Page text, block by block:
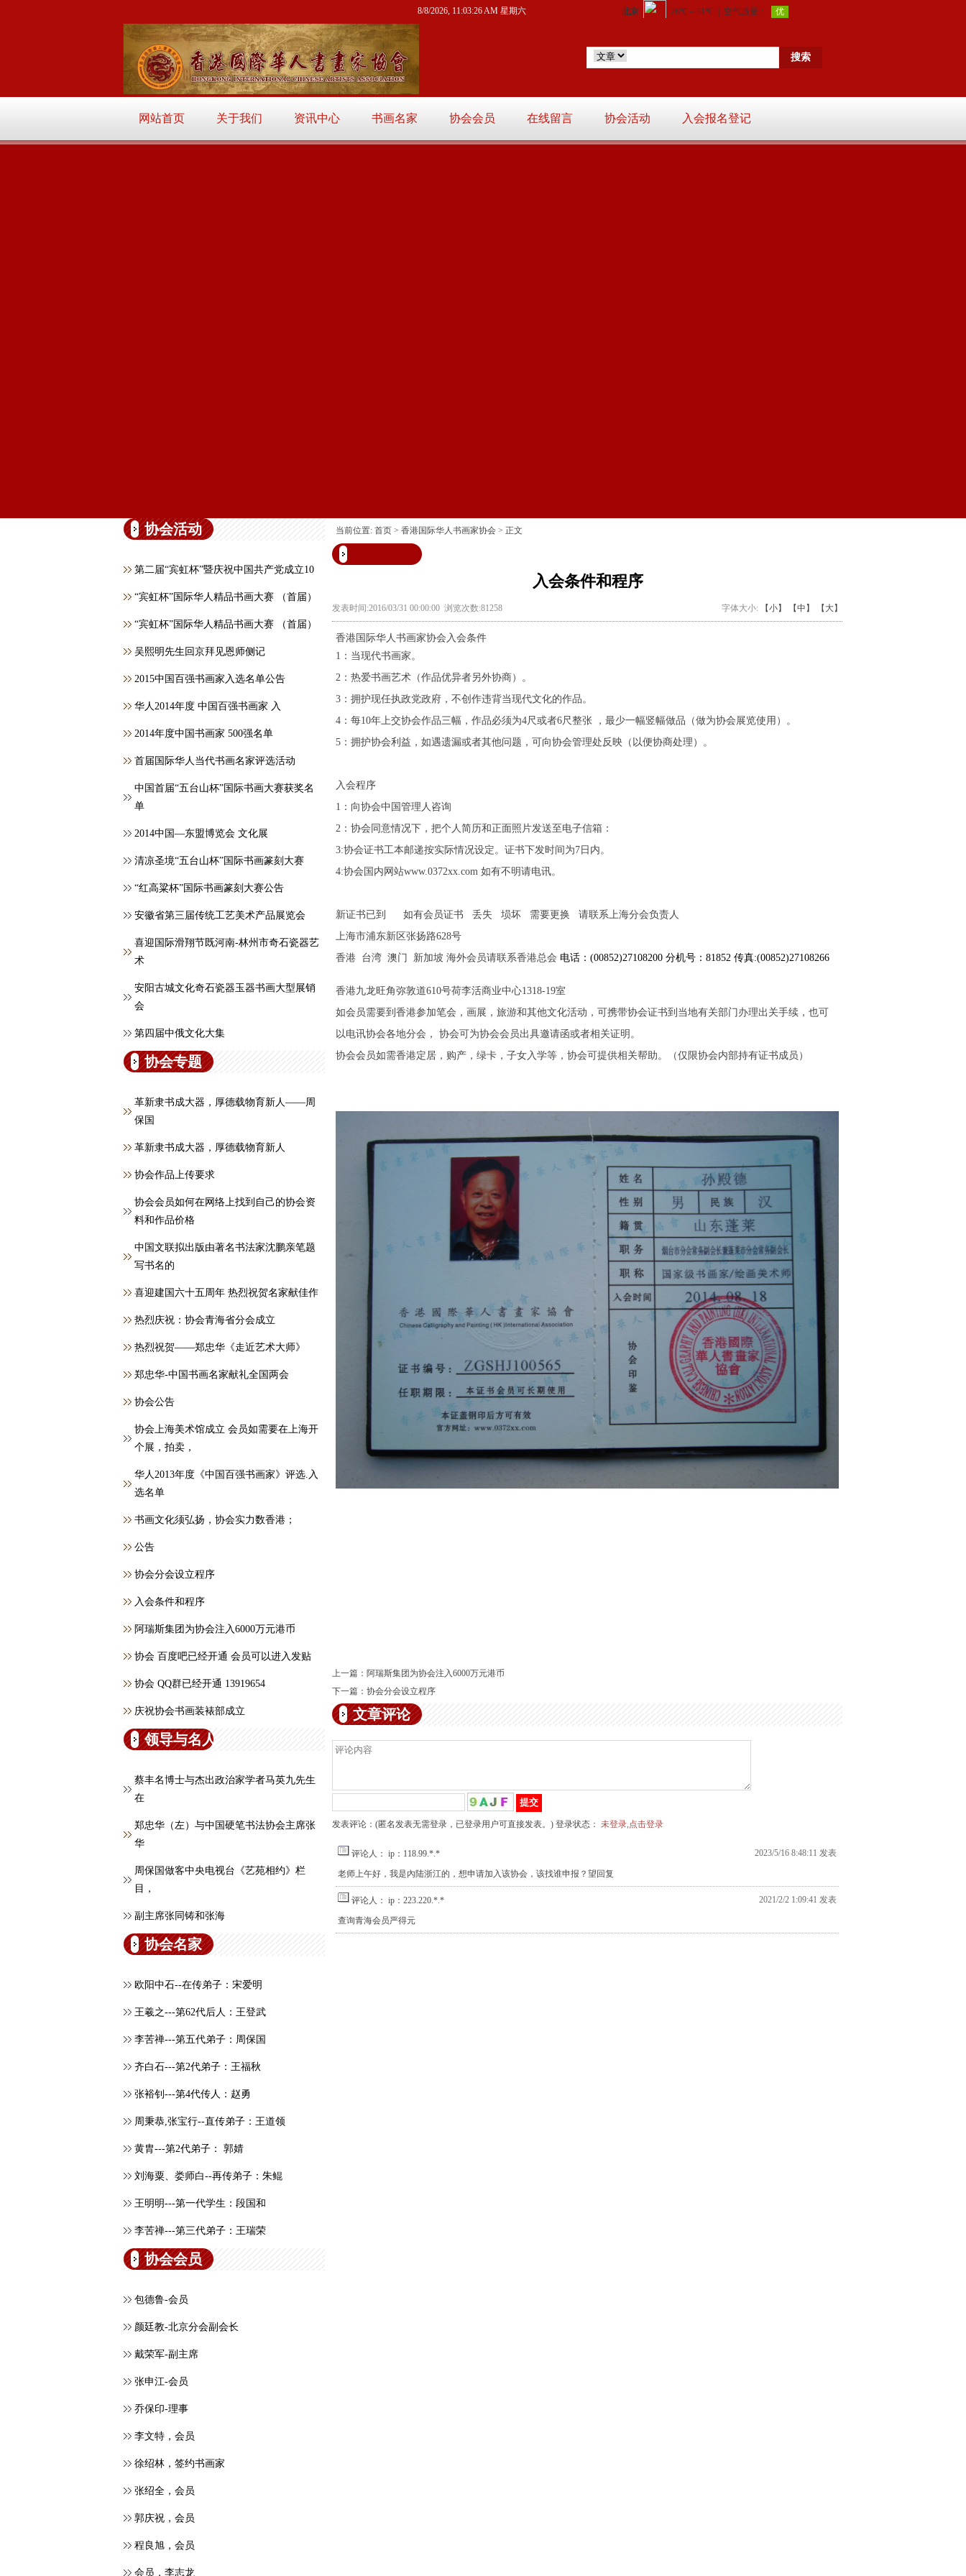
网站首页 关于我们 资讯中心 书画名家 协会会员 在线留言 协会活动 入会报名登记
8/8/2026, 11:03:27 AM 星期六
协会活动
第二届“宾虹杯”暨庆祝中国共产党成立10
“宾虹杯”国际华人精品书画大赛 （首届）
“宾虹杯”国际华人精品书画大赛 （首届）
吴熙明先生回京拜见恩师侧记
2015中国百强书画家入选名单公告
华人2014年度 中国百强书画家 入
2014年度中国书画家 500强名单
首届国际华人当代书画名家评选活动
中国首届“五台山杯”国际书画大赛获奖名
单
2014中国—东盟博览会 文化展
清凉圣境“五台山杯”国际书画篆刻大赛
“红高粱杯”国际书画篆刻大赛公告
安徽省第三届传统工艺美术产品展览会
喜迎国际滑翔节既河南-林州市奇石瓷器艺
术
安阳古城文化奇石瓷器玉器书画大型展销
会
第四届中俄文化大集
协会专题
革新隶书成大器，厚德载物育新人——周
保国
革新隶书成大器，厚德载物育新人
协会作品上传要求
协会会员如何在网络上找到自己的协会资
料和作品价格
中国文联拟出版由著名书法家沈鹏亲笔题
写书名的
喜迎建国六十五周年 热烈祝贺名家献佳作
热烈庆祝：协会青海省分会成立
热烈祝贺——郑忠华《走近艺术大师》
郑忠华-中国书画名家献礼全国两会
协会公告
协会上海美术馆成立 会员如需要在上海开
个展，拍卖，
华人2013年度《中国百强书画家》评选.入
选名单
书画文化须弘扬，协会实力数香港；
公告
协会分会设立程序
入会条件和程序
阿瑞斯集团为协会注入6000万元港币
协会 百度吧已经开通 会员可以进入发贴
协会 QQ群已经开通 13919654
庆祝协会书画装裱部成立
领导与名人
蔡丰名博士与杰出政治家学者马英九先生
在
郑忠华（左）与中国硬笔书法协会主席张
华
周保国做客中央电视台《艺苑相约》栏
目，
副主席张同铸和张海
协会名家
欧阳中石--在传弟子：宋爱明
王羲之---第62代后人：王登武
李苦禅---第五代弟子：周保国
齐白石---第2代弟子：王福秋
张裕钊---第4代传人：赵勇
周秉恭,张宝行--直传弟子：王道领
黄胄---第2代弟子： 郭婧
刘海粟、娄师白--再传弟子：朱鲲
王明明---第一代学生：段国和
李苦禅---第三代弟子：王瑞荣
协会会员
包德鲁-会员
颜廷教-北京分会副会长
戴荣军-副主席
张申江-会员
乔保印-理事
李文特，会员
徐绍林，签约书画家
张绍全，会员
郭庆祝，会员
程良旭，会员
会员，​李志龙
当前位置: 首页 > 香港国际华人书画家协会 > 正文
入会条件和程序
发表时间:2016/03/31 00:00:00 浏览次数:81258 字体大小: 【小】 【中】 【大】
香港国际华人书画家协会入会条件
1：当现代书画家。
2：热爱书画艺术（作品优异者另外协商）。
3：拥护现任执政党政府，不创作违背当现代文化的作品。
4：每10年上交协会作品三幅，作品必须为4尺或者6尺整张 ，最少一幅竖幅做品（做为协会展览使用）。
5：拥护协会利益，如遇遗漏或者其他问题，可向协会管理处反映（以便协商处理）。
入会程序
1：向协会中国管理人咨询
2：协会同意情况下，把个人简历和正面照片发送至电子信箱：
3:协会证书工本邮递按实际情况设定。证书下发时间为7日内。
4:协会国内网站www.0372xx.com 如有不明请电讯。
新证书已到 如有会员证书 丢失 埙坏 需要更换 请联系上海分会负责人
上海市浦东新区张扬路628号
香港 台湾 澳门 新加坡 海外会员请联系香港总会 电话：(00852)27108200 分机号：81852 传真:(00852)27108266
香港九龙旺角弥敦道610号荷李活商业中心1318-19室
如会员需要到香港参加笔会，画展，旅游和其他文化活动，可携带协会证书到当地有关部门办理出关手续，也可
以电讯协会各地分会， 协会可为协会会员出具邀请函或者相关证明。
协会会员如需香港定居，购产，绿卡，子女入学等，协会可提供相关帮助。（仅限协会内部持有证书成员）
上一篇： 阿瑞斯集团为协会注入6000万元港币
下一篇： 协会分会设立程序
文章评论
发表评论：(匿名发表无需登录，已登录用户可直接发表。) 登录状态： 未登录,点击登录
评论人： ip：118.99.*.* 2023/5/16 8:48:11 发表
老师上午好，我是內陆浙江的，想申请加入该协会，该找谁申报？望回复
评论人： ip：223.220.*.* 2021/2/2 1:09:41 发表
查询青海会员严得元